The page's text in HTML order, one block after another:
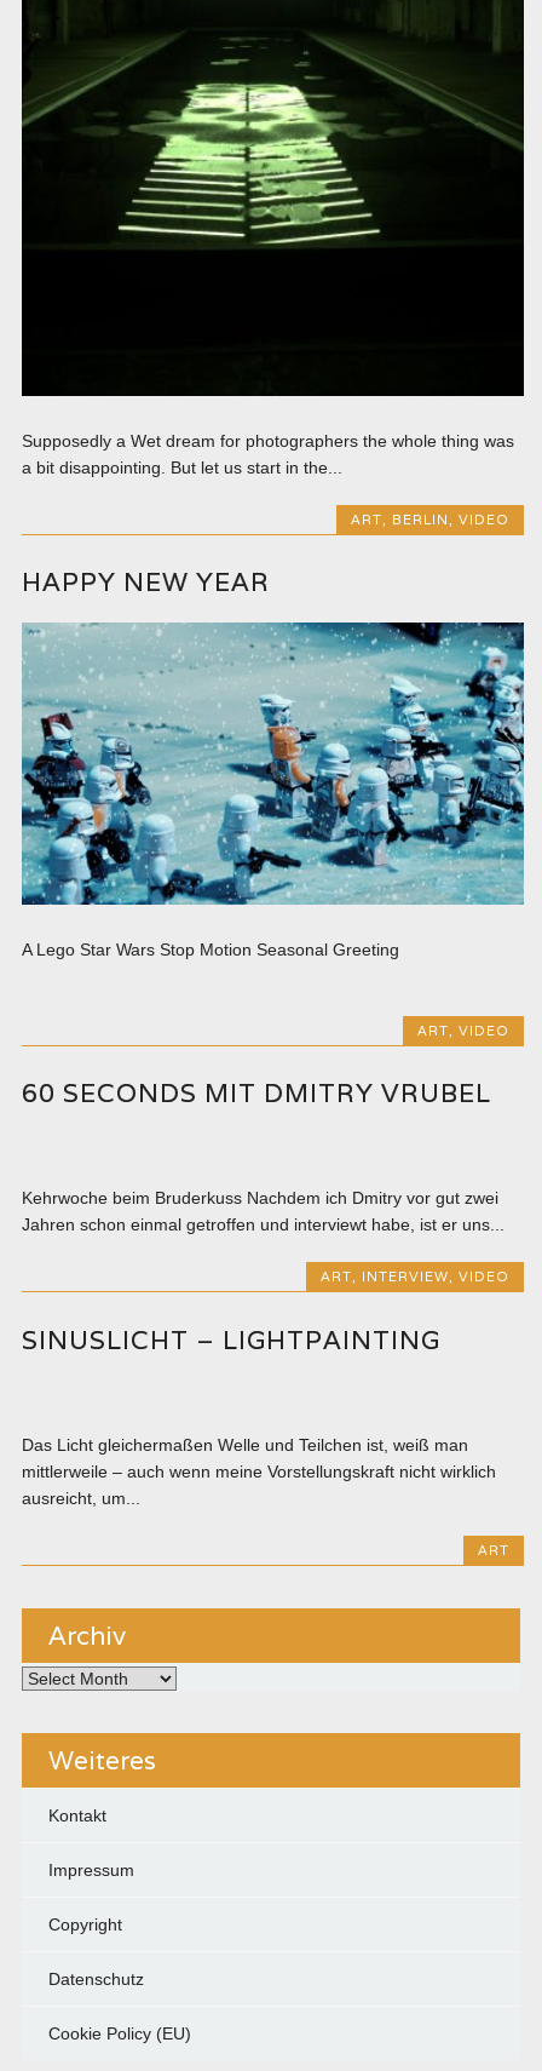
Supposedly a Wet dream for photographers the whole thing was
a bit disappointing. But let us start in the...
ART BERLIN VIDEO
HAPPY NEW YEAR
A Lego Star Wars Stop Motion Seasonal Greeting
ART, VIDEO
60 SECONDS MIT DMITRY VRUBEL
Kehrwoche beim Bruderkuss Nachdem ich Dmitry vor gut zwei
Jahren schon einmal getroffen und interviewt habe, ist er uns...
ART, INTERVIEW, VIDEO
SINUSLICHT – LIGHTPAINTING
Das Licht gleichermaßen Welle und Teilchen ist, weiß man
mittlerweile – auch wenn meine Vorstellungskraft nicht wirklich
ausreicht, um...
ART
Archiv
Archiv
Weiteres
Kontakt
Impressum
Copyright
Datenschutz
Cookie Policy (EU)